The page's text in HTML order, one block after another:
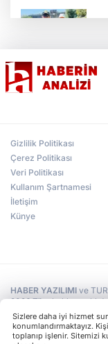
Gizlilik Politikası
Çerez Politikası
Veri Politikası
Kullanım Şartnamesi
İletişim
Künye
HABER YAZILIMI ve
2026 Tüm hakları
Sizlere daha iyi hizmet
konumlandırmaktayız.
toplanıp işlenir. Sitemizi